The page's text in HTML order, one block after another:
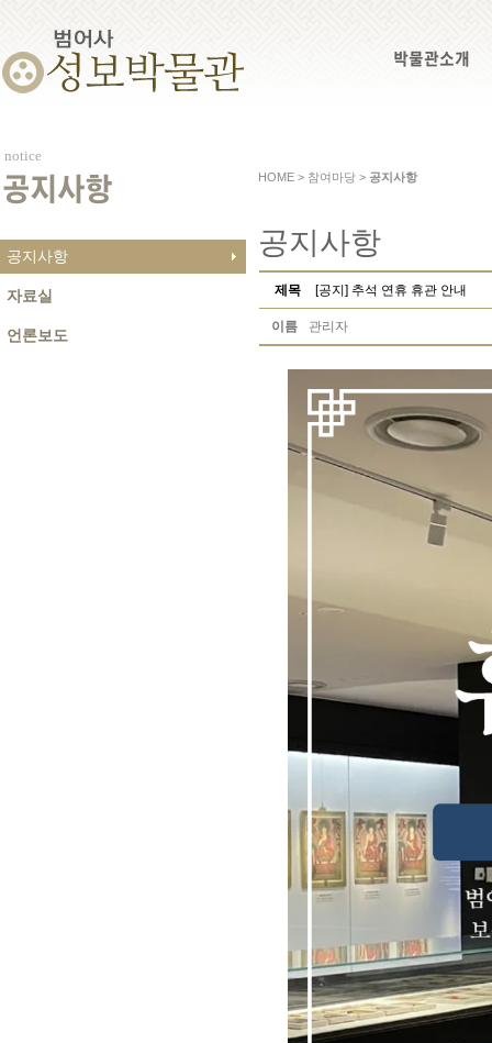
박물관소개
notice
공지사항
공지사항
자료실
언론보도
HOME > 참여마당 > 공지사항
공지사항
제목 [공지] 추석 연휴 휴관 안내
이름 관리자